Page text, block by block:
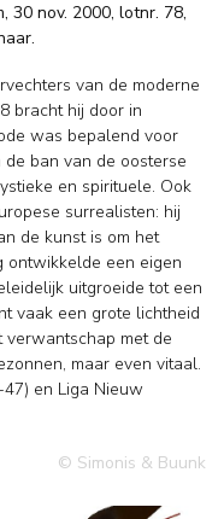
30 nov. 2000, lotnr. 78,
van de moderne
bracht hij door in
was bepalend voor
ban van de oosterse
en spirituele. Ook
surrealisten: hij
de kunst is om het
ontwikkelde een eigen
uitgroeide tot een
vaak een grote lichtheid
met de
maar even vitaal.
en Liga Nieuw
© Simonis & Buunk